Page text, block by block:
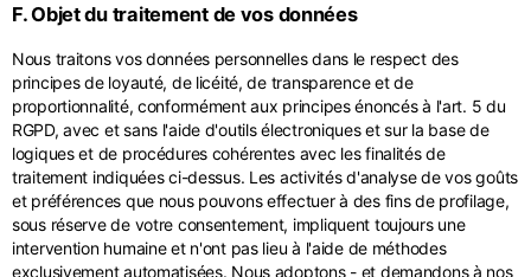
F. Objet du traitement de vos données
Nous traitons vos données personnelles dans le respect des
principes de loyauté, de licéité, de transparence et de
proportionnalité, conformément aux principes énoncés à l'art. 5 du
RGPD, avec et sans l'aide d'outils électroniques et sur la base de
logiques et de procédures cohérentes avec les finalités de
traitement indiquées ci-dessus. Les activités d'analyse de vos goûts
et préférences que nous pouvons effectuer à des fins de profilage,
sous réserve de votre consentement, impliquent toujours une
intervention humaine et n'ont pas lieu à l'aide de méthodes
exclusivement automatisées. Nous adoptons - et demandons à nos